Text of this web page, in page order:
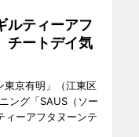
ルティーアフ
ートデイ気
東京有明」（江東区
ング「SAUS（ソー
ィーアフタヌーンテ